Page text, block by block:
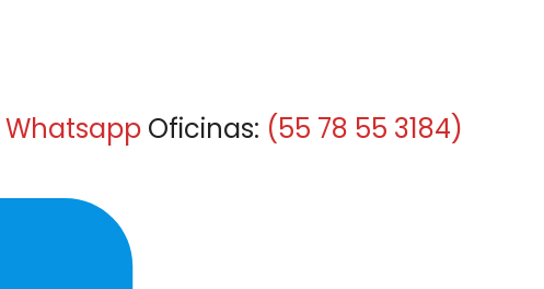
Whatsapp Oficinas: (55 78 55 3184)